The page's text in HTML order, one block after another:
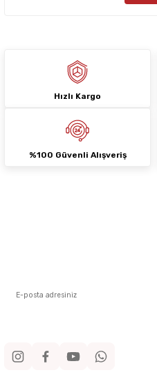
Hızlı Kargo
%100 Güvenli Alışveriş